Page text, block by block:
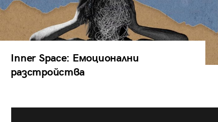
Inner Space: Емоционални
разстройства